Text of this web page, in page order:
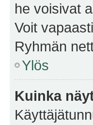
he voisivat
Voit
Ryhmän
Ylös
Kuinka